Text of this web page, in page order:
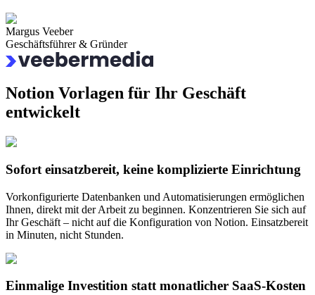
Margus Veeber
Geschäftsführer & Gründer
Notion Vorlagen für Ihr Geschäft
entwickelt
Sofort einsatzbereit, keine komplizierte Einrichtung
Vorkonfigurierte Datenbanken und Automatisierungen ermöglichen
Ihnen, direkt mit der Arbeit zu beginnen. Konzentrieren Sie sich auf
Ihr Geschäft – nicht auf die Konfiguration von Notion. Einsatzbereit
in Minuten, nicht Stunden.
Einmalige Investition statt monatlicher SaaS-Kosten